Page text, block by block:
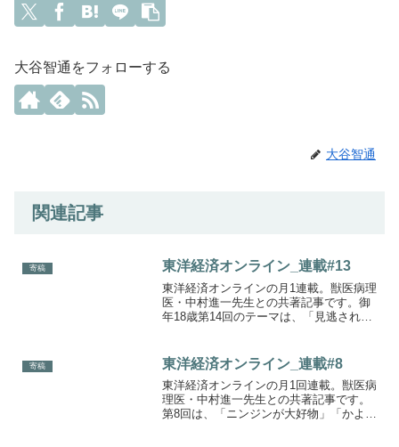
大谷智通をフォローする
大谷智通
関連記事
寄稿 東洋経済オンライン_連載#13
東洋経済オンラインの月1連載。獣医病理
医・中村進一先生との共著記事です。御
年18歳第14回のテーマは、「見逃されが
イキャッチに使った写真は、実家で飼っ
ている18歳のオカ...
寄稿 東洋経済オンライン_連載#8
東洋経済オンラインの月1回連載。獣医病
理医・中村進一先生との共著記事です。
第8回は、「ニンジンが大好物」「かよわ